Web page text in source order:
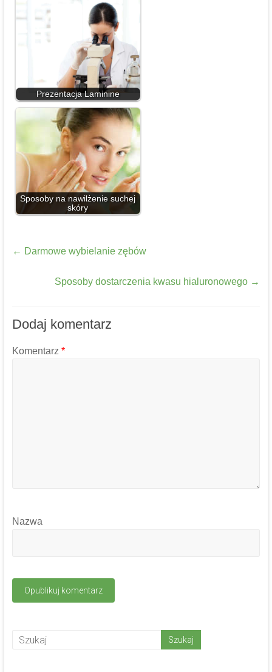
Prezentacja Laminine
Sposoby na nawilżenie suchej
skóry
← Darmowe wybielanie zębów
Sposoby dostarczenia kwasu hialuronowego →
Dodaj komentarz
Komentarz *
Nazwa